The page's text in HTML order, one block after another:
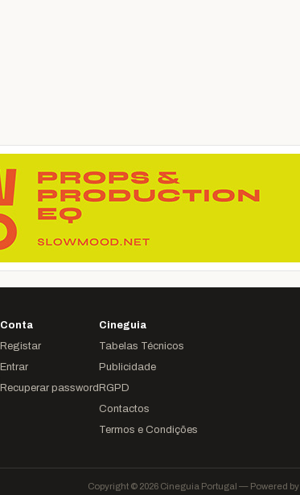
Conta
Registar
Entrar
Recuperar password
Cineguia
Tabelas Técnicos
Publicidade
RGPD
Contactos
Termos e Condições
Copyright © 2026 Cineguia Portugal — Powered by